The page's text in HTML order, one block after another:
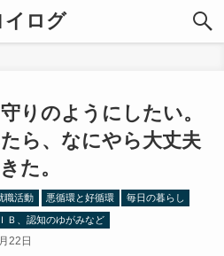
イログ
りのようにしたい。
ら、なにやら大丈夫
た。
職活動 悪循環と好循環 毎日の暮らし
Ｂ、認知のゆがみなど
22日